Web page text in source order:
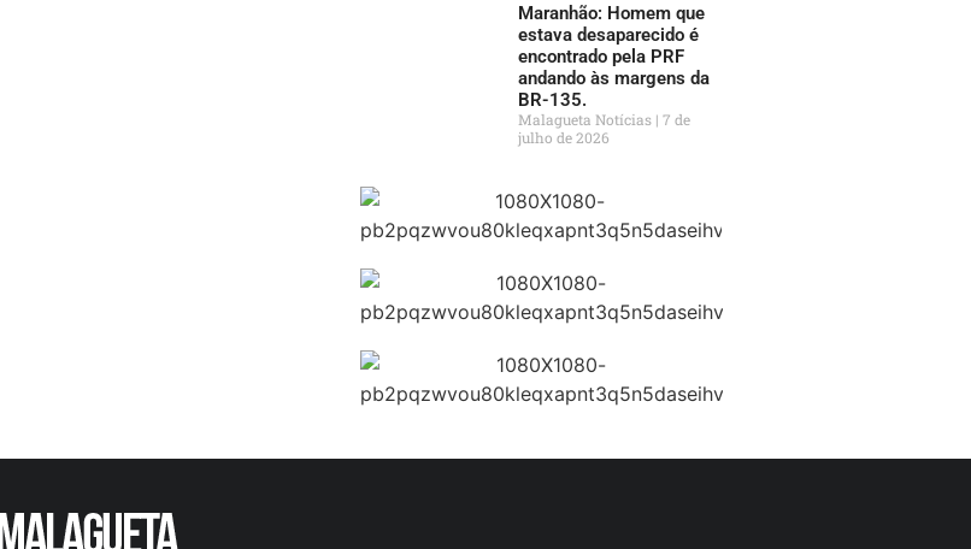
Maranhão: Homem que
estava desaparecido é
encontrado pela PRF
andando às margens da
BR-135.
Malagueta Notícias 7 de
julho de 2026